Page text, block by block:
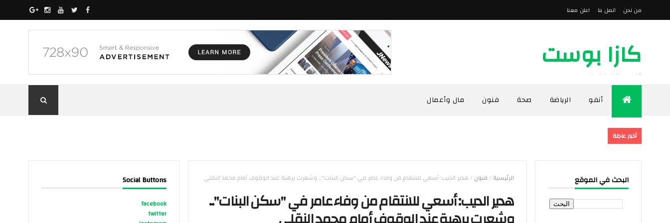
من نحن اتصل بنا اعلن معنا
كازا بوست
أخبار مدينة الدار البيضاء
أنفو الرياضة صحة فنون مال وأعمال
أخبار عاجلة
البحث في الموقع الرئيسية/فنون/هدير الديب: أسعي للانتقام من وفاء عامر في "سكن البنات".. وشعرت برهبة عند الوقوف أمام محمد النقلي
هدير الديب: أسعي للانتقام من وفاء عامر في "سكن البنات"..
Social Buttons
facebook
twitter